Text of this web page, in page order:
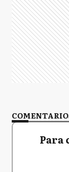
Para